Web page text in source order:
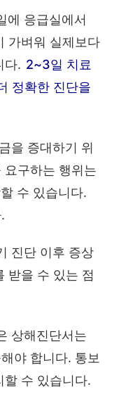
에 응급실에서
가벼워 실제보다
다. 2~3일 치료
정확한 진단을
을 증대하기 위
구하는 행위는
수 있습니다.
진단 이후 증상
받을 수 있는 점
상해진단서는
야 합니다. 통보
할 수 있습니다.